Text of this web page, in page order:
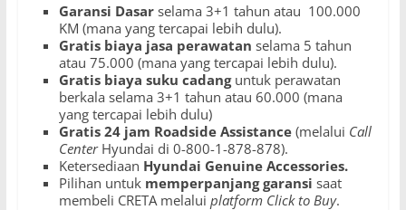
Garansi Dasarselama 3+1 tahun atau 100.000
KM (mana yang tercapai lebih dulu).
Gratis biaya jasa perawatan selama 5 tahun
atau 75.000 (mana yang tercapai lebih dulu).
Gratis biaya suku cadanguntuk perawatan
berkala selama 3+1 tahun atau 60.000 (mana
yang tercapai lebih dulu)
Gratis 24 jam Roadside Assistance(melalui Call
CenterHyundai di 0-800-1-878-878).
Ketersediaan Hyundai Genuine Accessories.
Pilihan untuk memperpanjang garansi saat
membeli CRETA melalui platform Click to Buy.